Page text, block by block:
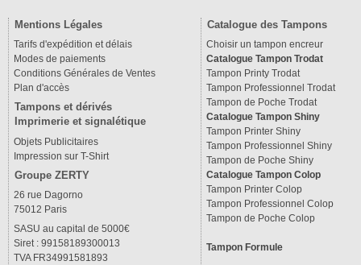
Mentions Légales
Tarifs d'expédition et délais
Modes de paiements
Conditions Générales de Ventes
Plan d'accès
Tampons et dérivés
Imprimerie et signalétique
Objets Publicitaires
Impression sur T-Shirt
Groupe ZERTY
26 rue Dagorno
75012 Paris
SASU au capital de 5000€
Siret : 99158189300013
TVA FR34991581893
Catalogue des Tampons
Choisir un tampon encreur
Catalogue Tampon Trodat
Tampon Printy Trodat
Tampon Professionnel Trodat
Tampon de Poche Trodat
Catalogue Tampon Shiny
Tampon Printer Shiny
Tampon Professionnel Shiny
Tampon de Poche Shiny
Catalogue Tampon Colop
Tampon Printer Colop
Tampon Professionnel Colop
Tampon de Poche Colop
Tampon Formule